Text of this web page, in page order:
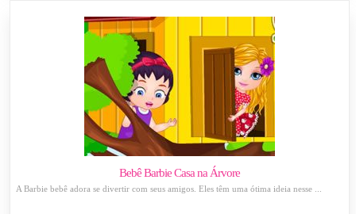
Bebê Barbie Casa na Árvore
A Barbie bebê adora se divertir com seus amigos. Eles têm uma ótima ideia nesse ...